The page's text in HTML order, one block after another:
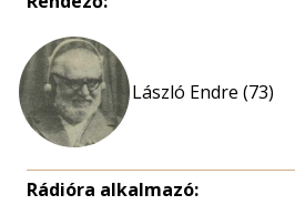
László Endre (73)
Rádióra alkalmazó: